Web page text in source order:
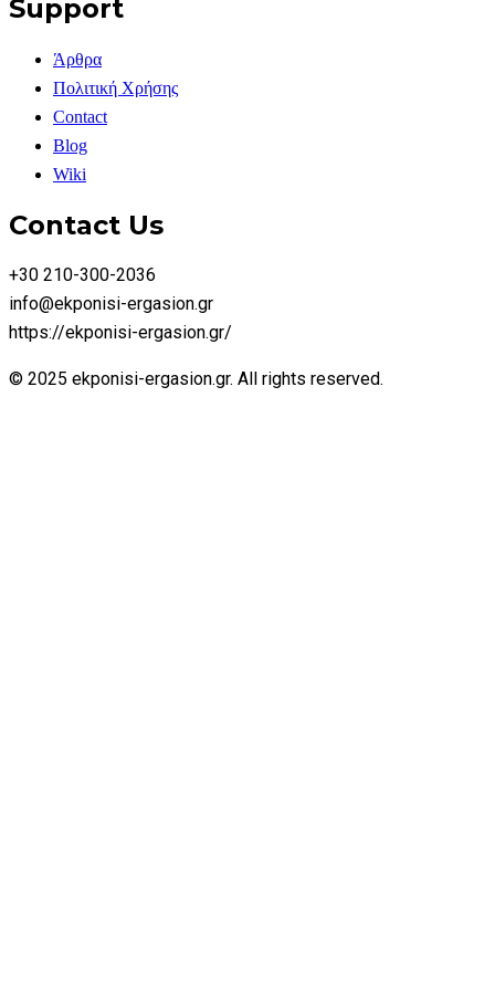
Support
Άρθρα
Πολιτική Χρήσης
Contact
Blog
Wiki
Contact Us
+30 210-300-2036
info@ekponisi-ergasion.gr
https://ekponisi-ergasion.gr/
© 2025 ekponisi-ergasion.gr. All rights reserved.